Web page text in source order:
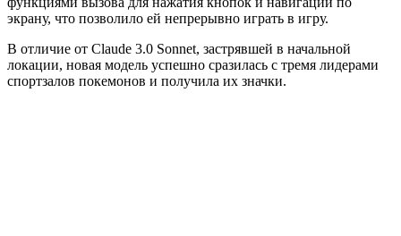
экрану, что позволило ей непрерывно играть в игру.
В отличие от Claude 3.0 Sonnet, застрявшей в начальной
локации, новая модель успешно сразилась с тремя лидерами
спортзалов покемонов и получила их значки.